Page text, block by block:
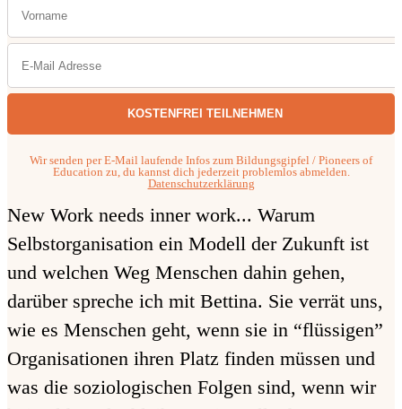
Wir senden per E-Mail laufende Infos zum Bildungsgipfel / Pioneers of
Education zu, du kannst dich jederzeit problemlos abmelden.
Datenschutzerklärung
New Work needs inner work... Warum
Selbstorganisation ein Modell der Zukunft ist
und welchen Weg Menschen dahin gehen,
darüber spreche ich mit Bettina. Sie verrät uns,
wie es Menschen geht, wenn sie in “flüssigen”
Organisationen ihren Platz finden müssen und
was die soziologischen Folgen sind, wenn wir